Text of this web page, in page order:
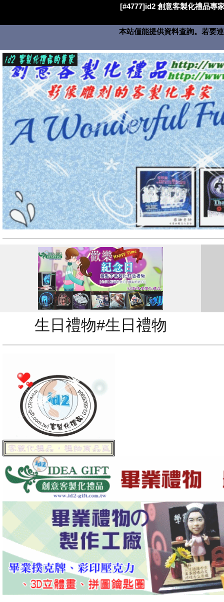
[#4777]id2 創意客製化禮品專
本站僅能提供資料查詢。若要
生日禮物#生日禮物